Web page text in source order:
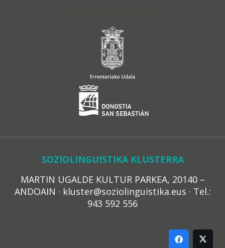
SOZIOLINGUISTIKA KLUSTERRA
MARTIN UGALDE KULTUR PARKEA, 20140 –
ANDOAIN · kluster@soziolinguistika.eus · Tel.:
943 592 556